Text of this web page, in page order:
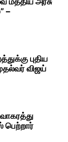
–
புதிய
விஜய்